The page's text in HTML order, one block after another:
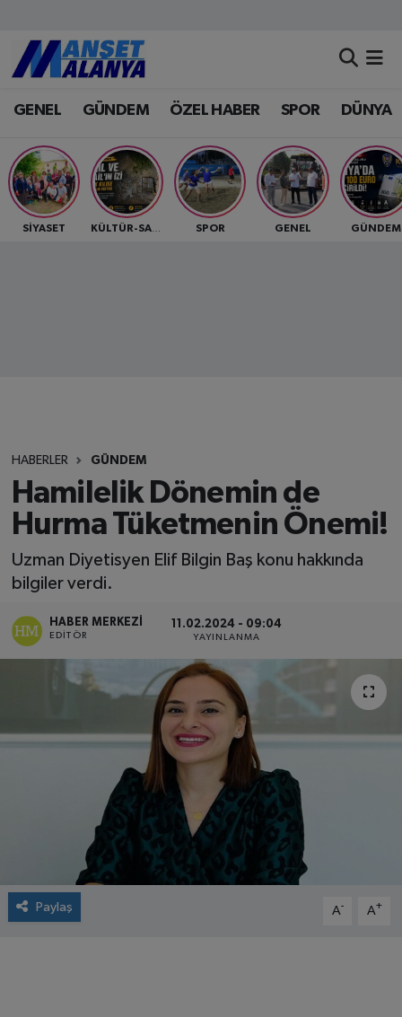
GENEL GÜNDEM ÖZEL HABER SPOR DÜNYA
SİYASET KÜLTÜR-SANAT SPOR GENEL GÜNDEM
HABERLER GÜNDEM
Hamilelik Dönemin de
Hurma Tüketmenin Önemi!
Uzman Diyetisyen Elif Bilgin Baş konu hakkında
bilgiler verdi.
HABER MERKEZI
EDITÖR
11.02.2024 - 09:04
YAYINLANMA
Paylaş A- A+
Antalya Nöbetçi Eczaneler
Antalya Hava Durumu
Antalya Namaz Vakitleri
Antalya Trafik Yoğunluk Haritası